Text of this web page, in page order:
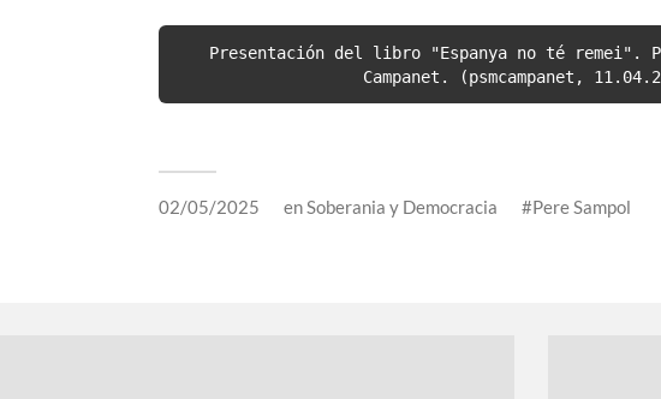
Presentación del libro "Espanya no té remei".
Campanet. (psmcampanet,
02/05/2025 enSoberania y Democracia Pere Sampol